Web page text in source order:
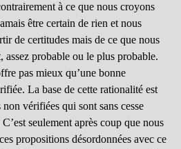
à ce que nous croyons
être certain de rien et nous
de certitudes mais de ce que nous
assez probable ou le plus probable.
pas mieux qu’une bonne
La base de cette rationalité est
vérifiées qui sont sans cesse
seulement après coup que nous
propositions désordonnées avec ce